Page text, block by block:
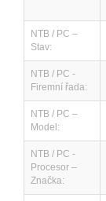
NTB / PC –
Stav:
NTB / PC -
Firemní řada:
NTB / PC –
Model:
NTB / PC -
Procesor –
Značka: